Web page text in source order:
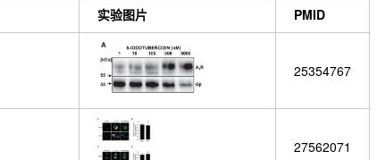
实验图片 PMID
25354767
27562071